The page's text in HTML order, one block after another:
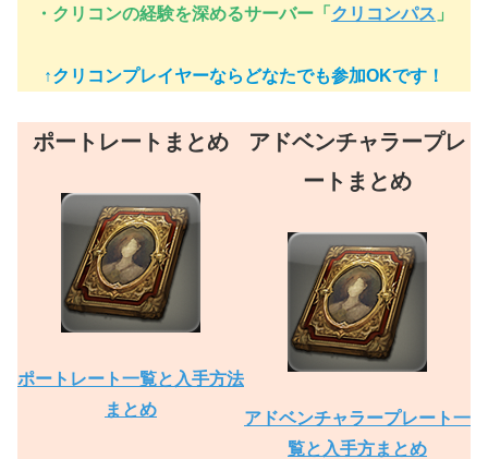
・ クリコンの経験を深めるサーバー「 クリコンパス 」
↑クリコンプレイヤーならどなたでも参加OKです！
ポートレートまとめ
ポートレート一覧と入手方法
まとめ
アドベンチャラープレ
ートまとめ
アドベンチャラープレート一
覧と入手方まとめ